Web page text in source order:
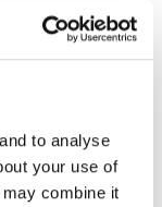
to analyse
your use of
combine it
v skupino NX
globalno
cargo-